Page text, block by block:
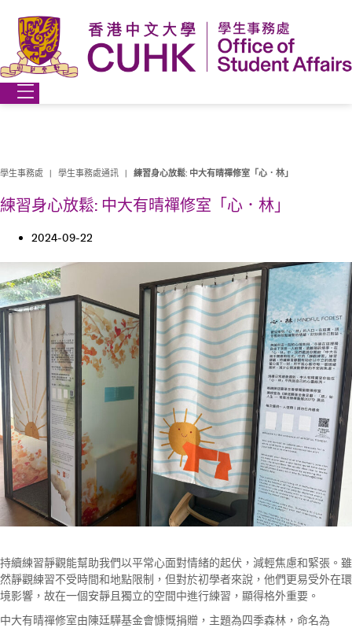
content
學生事務處 | 學生事務處通訊 | 練習身心放鬆: 中大有晴禪修室「心．林」
練習身心放鬆: 中大有晴禪修室「心．林」
2024-09-22
持續練習靜觀能幫助我們以平常心面對情緒的起伏，減輕焦慮和緊張。雖
然靜觀練習不受時間和地點限制，但對於初學者來說，他們更易受外在環
境影響，故在一個安靜且獨立的空間中進行練習，顯得格外重要。
中大有晴禪修室由陳廷驊基金會慷慨捐贈，主題為四季森林，命名為